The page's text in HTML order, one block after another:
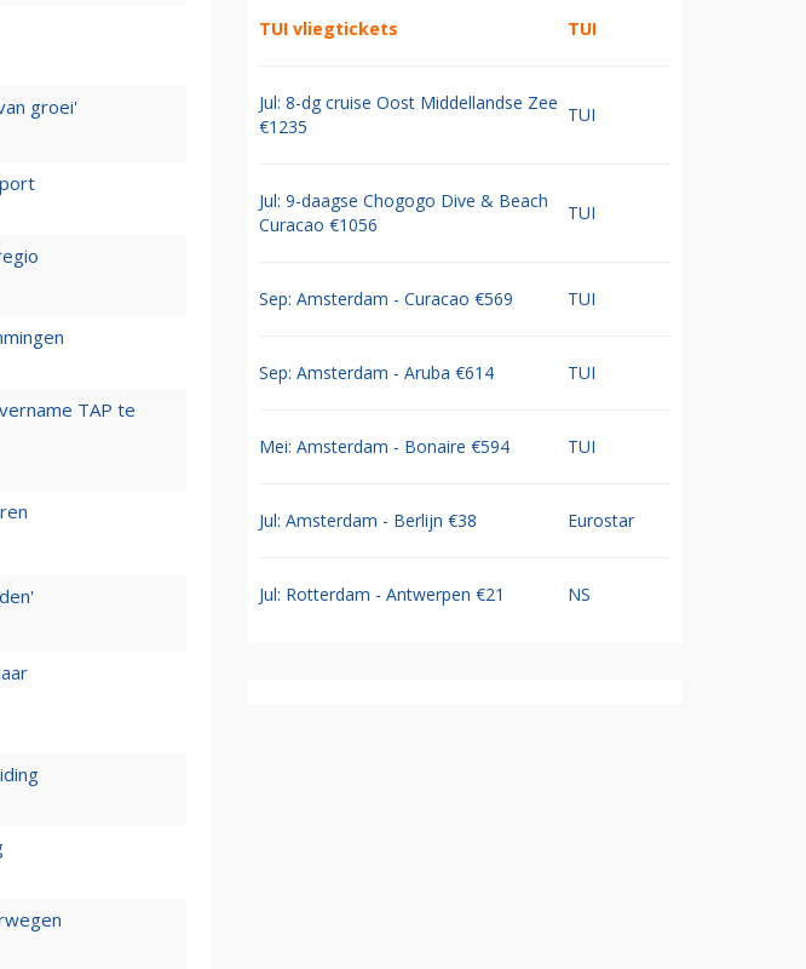
groei'
TAP te
TUI vliegtickets TUI
Jul: 8-dg cruise Oost Middellandse Zee
€1235
TUI
Jul: 9-daagse Chogogo Dive & Beach
Curacao €1056
TUI
Sep: Amsterdam - Curacao €569 TUI
Sep: Amsterdam - Aruba €614 TUI
Mei: Amsterdam - Bonaire €594 TUI
Jul: Amsterdam - Berlijn €38 Eurostar
Jul: Rotterdam - Antwerpen €21 NS